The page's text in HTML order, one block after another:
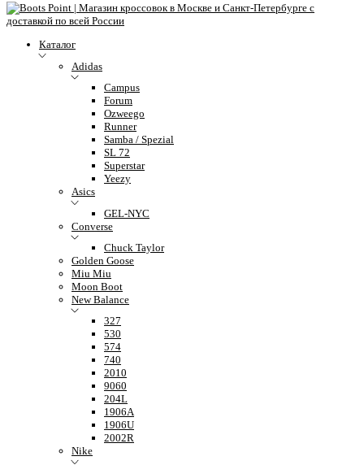
Каталог
Adidas
Campus
Forum
Ozweego
Runner
Samba / Spezial
SL 72
Superstar
Yeezy
Asics
GEL-NYC
Converse
Chuck Taylor
Golden Goose
Miu Miu
Moon Boot
New Balance
327
530
574
740
2010
9060
204L
1906A
1906U
2002R
Nike